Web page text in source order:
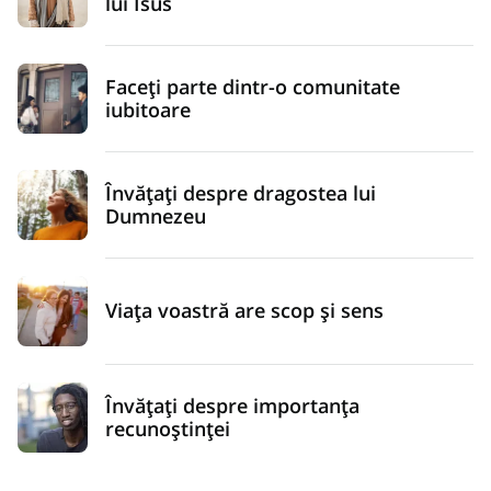
Faceți parte dintr-o comunitate
iubitoare
Învățați despre dragostea lui
Dumnezeu
Viața voastră are scop și sens
Învățați despre importanța
recunoștinței